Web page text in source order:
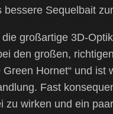
bessere Sequelbait
großartige 3D-
den großen,
Green Hornet“ und
Fast
zu wirken und ein